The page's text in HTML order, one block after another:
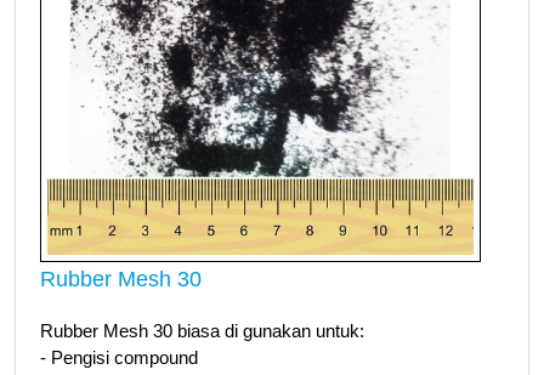
Rubber Mesh 30
Rubber Mesh 30 biasa di gunakan untuk:
- Pengisi compound